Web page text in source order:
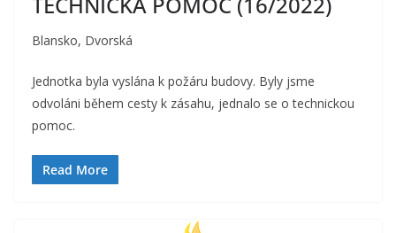
Blansko, Dvorská
Jednotka byla vyslána k požáru budovy. Byly jsme
odvoláni během cesty k zásahu, jednalo se o technickou
pomoc.
Read More